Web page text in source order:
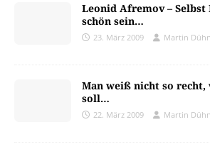
Leonid Afremov – Selbst
schön sein…
23. März 2009 Martin
Man weiß nicht so recht,
soll…
22. März 2009 Martin